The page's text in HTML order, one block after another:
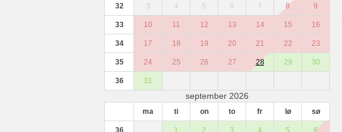
32 3 4 5 6 7 8 9
33 10 11 12 13 14 15 16
34 17 18 19 20 21 22 23
35 24 25 26 27 28 29 30
36 31
september 2026
ma ti on to fr lø sø
36 1 2 3 4 5 6